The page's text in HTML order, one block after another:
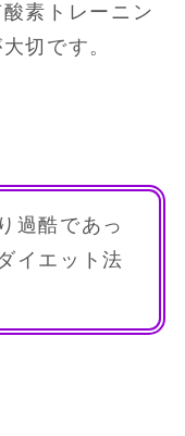
素トレーニン
過酷であっ
イエット法